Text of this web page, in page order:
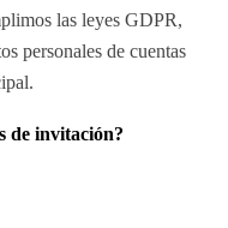
las leyes GDPR,
personales de cuentas
de invitación?